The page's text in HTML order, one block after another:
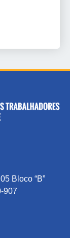
Bloco “B”
907